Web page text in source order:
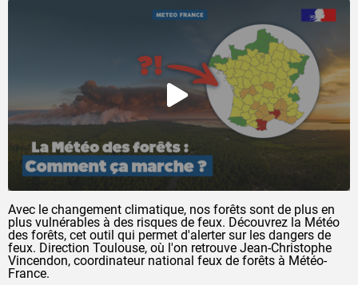
Avec le changement climatique, nos forêts sont de plus en
plus vulnérables à des risques de feux. Découvrez la Météo
des forêts, cet outil qui permet d'alerter sur les dangers de
feux. Direction Toulouse, où l'on retrouve Jean-Christophe
Vincendon, coordinateur national feux de forêts à Météo-
France.